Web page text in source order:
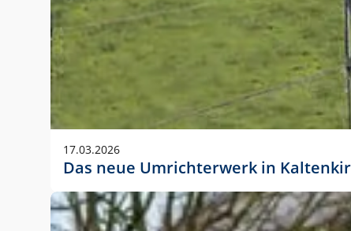
DIN A1 – 39 mm hoch (5 %)
DIN lang – 10 mm hoch (5 %)
1080 x 1080 px – 78 px hoch (7 %)
In Ausnahmefällen darf das Logo jedoch auch
stets der vorherigen Absprache mit der
17.03.2026
Das neue Umrichterwerk in